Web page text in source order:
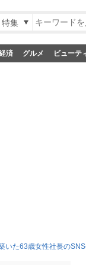
特集
済 グルメ ビューテ
いた63歳女性社長の